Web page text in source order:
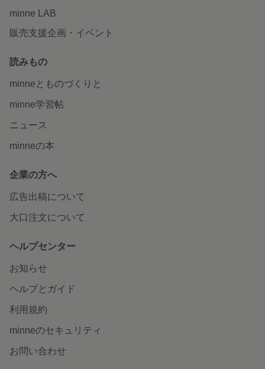
minne LAB
販売支援企画・イベント
読みもの
minneとものづくりと
minne学習帖
ニュース
minneの本
企業の方へ
広告出稿について
大口注文について
ヘルプセンター
お知らせ
ヘルプとガイド
利用規約
minneのセキュリティ
お問い合わせ